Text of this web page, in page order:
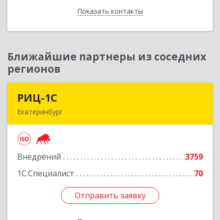
Показать контакты
Назад
Ближайшие партнеры из соседних
регионов
РИЦ-1С
Екатеринбург
Внедрений
3759
1С:Специалист
70
Отправить заявку
Подробнее
Отправить заявку